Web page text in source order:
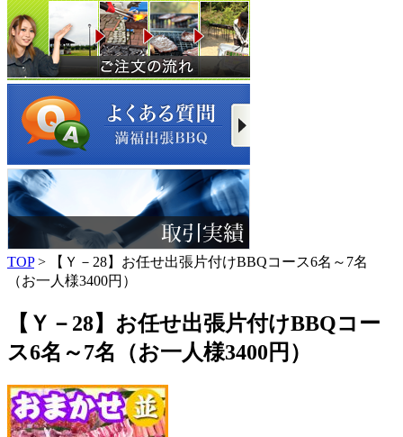
TOP> 【Ｙ－28】お任せ出張片付けBBQコース6名～7名
（お一人様3400円）
【Ｙ－28】お任せ出張片付けBBQコー
ス6名～7名（お一人様3400円）